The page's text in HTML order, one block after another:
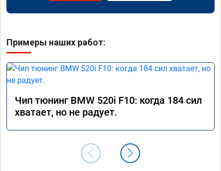
Примеры наших работ:
Чип тюнинг BMW 520i F10: когда 184 сил
хватает, но не радует.